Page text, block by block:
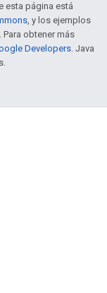
esta página está
, y los ejemplos
. Para obtener más
Developers. Java